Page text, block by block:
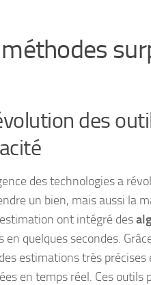
des
des technologies a
un bien, mais aussi la
ont intégré des
en quelques secondes.
estimations très précises
en temps réel. Ces